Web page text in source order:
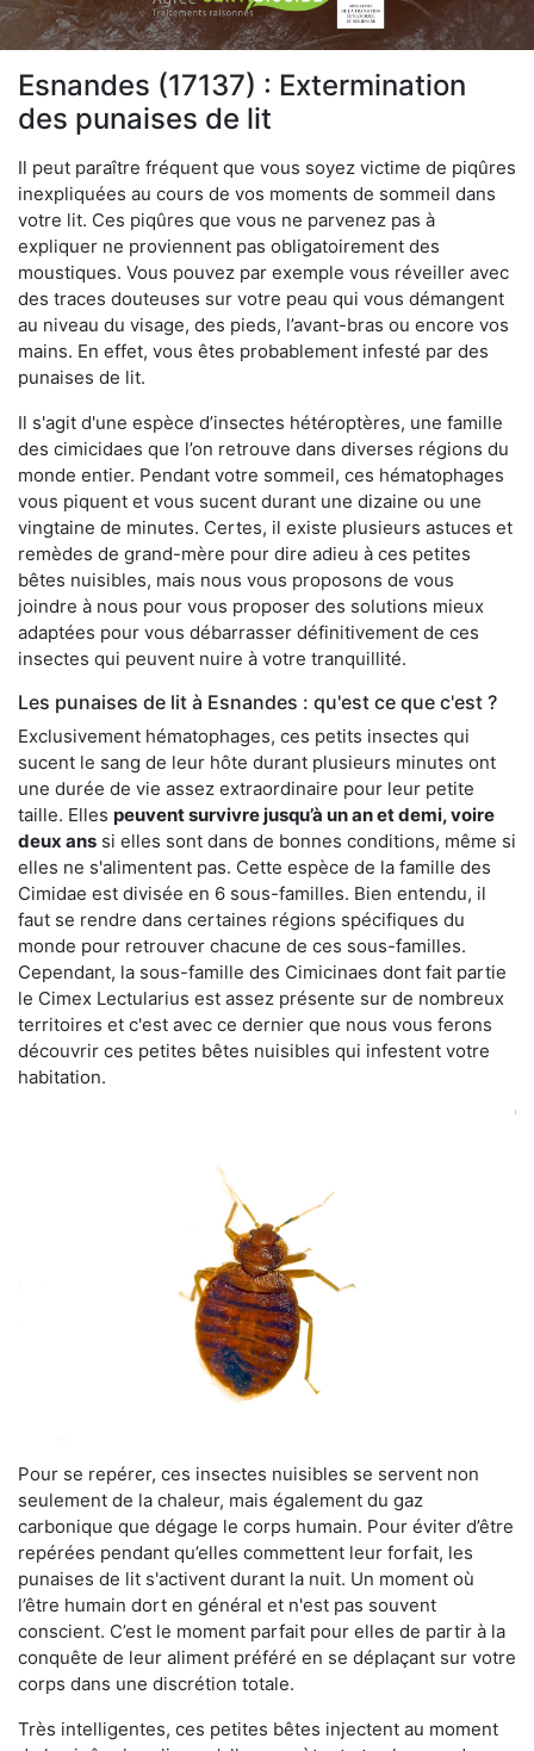
Esnandes (17137) : Extermination
des punaises de lit
Il peut paraître fréquent que vous soyez victime de piqûres
inexpliquées au cours de vos moments de sommeil dans
votre lit. Ces piqûres que vous ne parvenez pas à
expliquer ne proviennent pas obligatoirement des
moustiques. Vous pouvez par exemple vous réveiller avec
des traces douteuses sur votre peau qui vous démangent
au niveau du visage, des pieds, l’avant-bras ou encore vos
mains. En effet, vous êtes probablement infesté par des
punaises de lit.
Il s'agit d'une espèce d’insectes hétéroptères, une famille
des cimicidaes que l’on retrouve dans diverses régions du
monde entier. Pendant votre sommeil, ces hématophages
vous piquent et vous sucent durant une dizaine ou une
vingtaine de minutes. Certes, il existe plusieurs astuces et
remèdes de grand-mère pour dire adieu à ces petites
bêtes nuisibles, mais nous vous proposons de vous
joindre à nous pour vous proposer des solutions mieux
adaptées pour vous débarrasser définitivement de ces
insectes qui peuvent nuire à votre tranquillité.
Les punaises de lit à Esnandes : qu'est ce que c'est ?
Exclusivement hématophages, ces petits insectes qui
sucent le sang de leur hôte durant plusieurs minutes ont
une durée de vie assez extraordinaire pour leur petite
taille. Elles peuvent survivre jusqu’à un an et demi, voire
deux ans si elles sont dans de bonnes conditions, même si
elles ne s'alimentent pas. Cette espèce de la famille des
Cimidae est divisée en 6 sous-familles. Bien entendu, il
faut se rendre dans certaines régions spécifiques du
monde pour retrouver chacune de ces sous-familles.
Cependant, la sous-famille des Cimicinaes dont fait partie
le Cimex Lectularius est assez présente sur de nombreux
territoires et c'est avec ce dernier que nous vous ferons
découvrir ces petites bêtes nuisibles qui infestent votre
habitation.
Pour se repérer, ces insectes nuisibles se servent non
seulement de la chaleur, mais également du gaz
carbonique que dégage le corps humain. Pour éviter d’être
repérées pendant qu’elles commettent leur forfait, les
punaises de lit s'activent durant la nuit. Un moment où
l’être humain dort en général et n'est pas souvent
conscient. C’est le moment parfait pour elles de partir à la
conquête de leur aliment préféré en se déplaçant sur votre
corps dans une discrétion totale.
Très intelligentes, ces petites bêtes injectent au moment